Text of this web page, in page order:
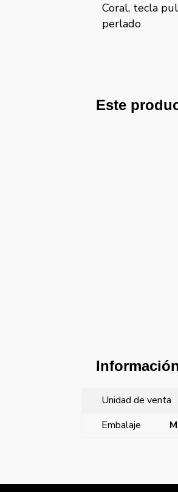
Coral, tecla
Este
Unidad de venta
Embalaje